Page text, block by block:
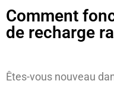
Comment
de recharge
Êtes-vous nouveau